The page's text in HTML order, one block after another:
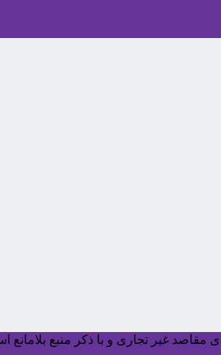
مقاصد غیر تجاری و با ذکر منبع